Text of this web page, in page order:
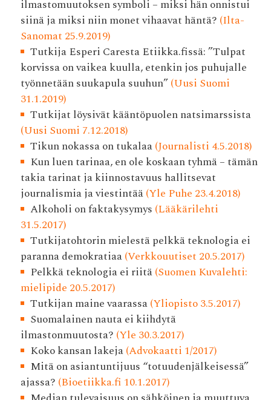
ilmastomuutoksen symboli – miksi hän onnistui
siinä ja miksi niin monet vihaavat häntä? (Ilta-
Sanomat 25.9.2019)
Tutkija Esperi Caresta Etiikka.fissä: ”Tulpat
korvissa on vaikea kuulla, etenkin jos puhujalle
työnnetään suukapula suuhun”(Uusi Suomi
31.1.2019)
Tutkijat löysivät kääntöpuolen natsimarssista
(Uusi Suomi 7.12.2018)
Tikun nokassa on tukalaa(Journalisti 4.5.2018)
Kun luen tarinaa, en ole koskaan tyhmä – tämän
takia tarinat ja kiinnostavuus hallitsevat
journalismia ja viestintää(Yle Puhe 23.4.2018)
Alkoholi on faktakysymys (Lääkärilehti
31.5.2017)
Tutkijatohtorin mielestä pelkkä teknologia ei
paranna demokratiaa(Verkkouutiset 20.5.2017)
Pelkkä teknologia ei riitä(Suomen Kuvalehti:
mielipide 20.5.2017)
Tutkijan maine vaarassa(Yliopisto 3.5.2017)
Suomalainen nauta ei kiihdytä
ilmastonmuutosta? (Yle 30.3.2017)
Koko kansan lakeja(Advokaatti 1/2017)
Mitä on asiantuntijuus “totuudenjälkeisessä”
ajassa? (Bioetiikka.fi 10.1.2017)